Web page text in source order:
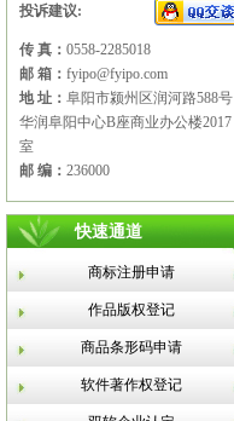
投诉建议:
传 真： 0558-2285018
邮 箱： fyipo@fyipo.com
地 址： 阜阳市颍州区润河路588号
华润阜阳中心B座商业办公楼2017
室
邮 编： 236000
快速通道
商标注册申请
作品版权登记
商品条形码申请
软件著作权登记